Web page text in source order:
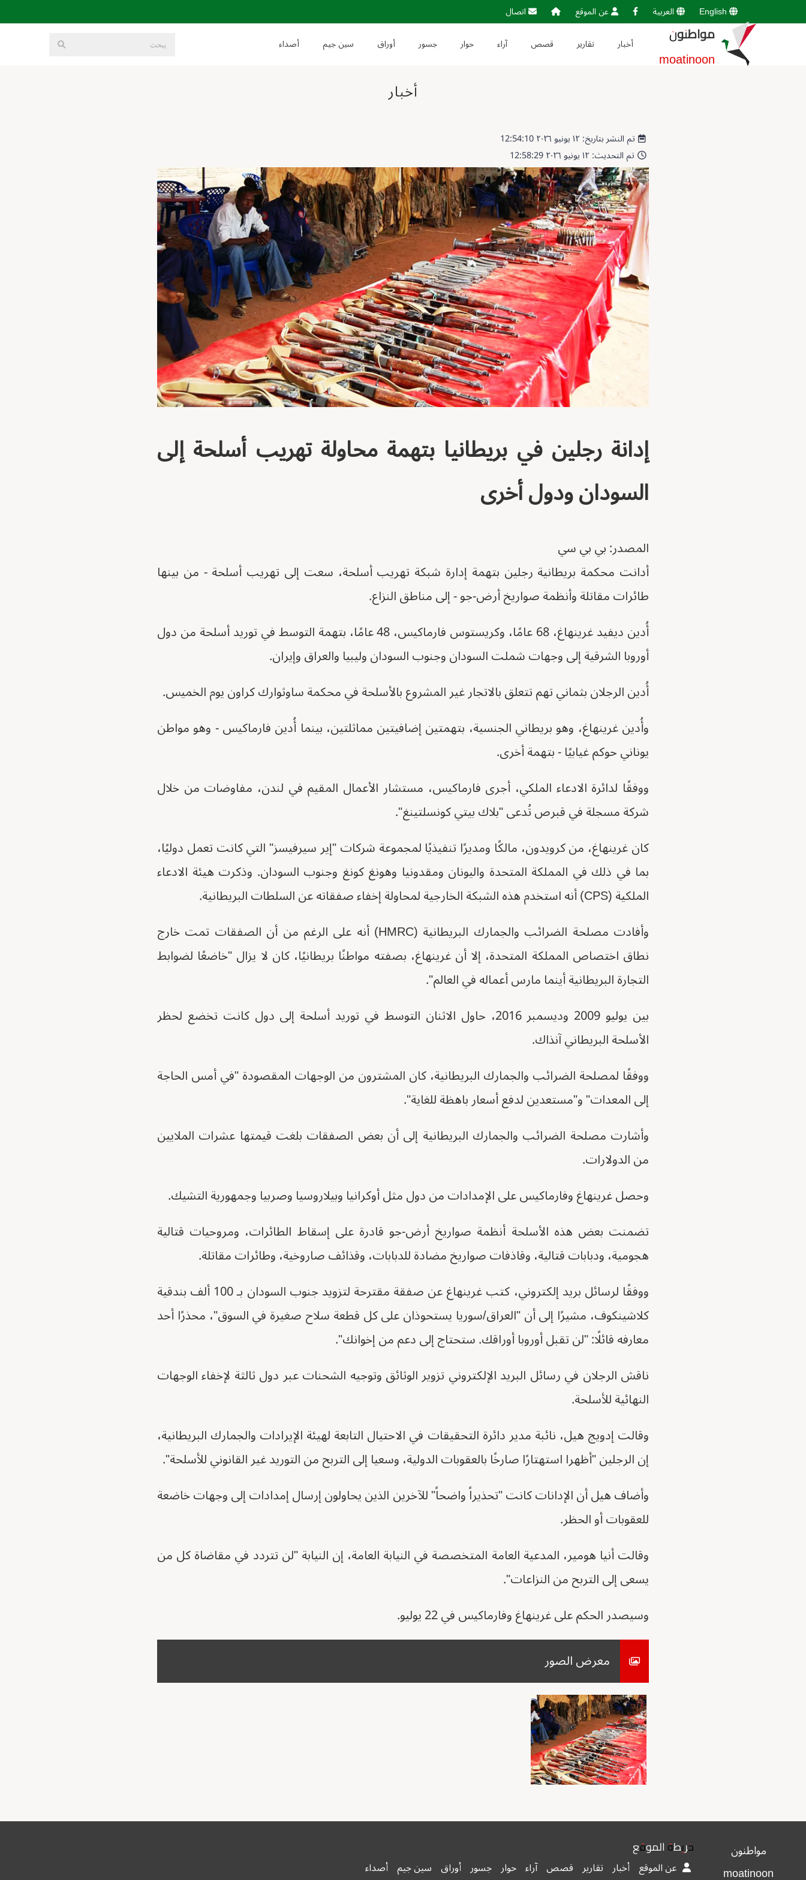
English العربية عن الموقع اتصال
مواطنون
moatinoon
أخبار تقارير قصص آراء حوار جسور أوراق سين جيم أصداء
أخبار
تم النشر بتاريخ: ١٢ يونيو ٢٠٢٦ 12:54:10
تم التحديث: ١٢ يونيو ٢٠٢٦ 12:58:29
إدانة رجلين في بريطانيا بتهمة محاولة تهريب أسلحة إلى
السودان ودول أخرى
المصدر: بي بي سي
أدانت محكمة بريطانية رجلين بتهمة إدارة شبكة تهريب أسلحة، سعت إلى تهريب أسلحة - من بينها
طائرات مقاتلة وأنظمة صواريخ أرض-جو - إلى مناطق النزاع.
أُدين ديفيد غرينهاغ، 68 عامًا، وكريستوس فارماكيس، 48 عامًا، بتهمة التوسط في توريد أسلحة من دول
أوروبا الشرقية إلى وجهات شملت السودان وجنوب السودان وليبيا والعراق وإيران.
أُدين الرجلان بثماني تهم تتعلق بالاتجار غير المشروع بالأسلحة في محكمة ساوثوارك كراون يوم الخميس.
وأُدين غرينهاغ، وهو بريطاني الجنسية، بتهمتين إضافيتين مماثلتين، بينما أُدين فارماكيس - وهو مواطن
يوناني حوكم غيابيًا - بتهمة أخرى.
ووفقًا لدائرة الادعاء الملكي، أجرى فارماكيس، مستشار الأعمال المقيم في لندن، مفاوضات من خلال
شركة مسجلة في قبرص تُدعى "بلاك بيتي كونسلتينغ".
كان غرينهاغ، من كرويدون، مالكًا ومديرًا تنفيذيًا لمجموعة شركات "إير سيرفيسز" التي كانت تعمل دوليًا،
بما في ذلك في المملكة المتحدة واليونان ومقدونيا وهونغ كونغ وجنوب السودان. وذكرت هيئة الادعاء
الملكية (CPS) أنه استخدم هذه الشبكة الخارجية لمحاولة إخفاء صفقاته عن السلطات البريطانية.
وأفادت مصلحة الضرائب والجمارك البريطانية (HMRC) أنه على الرغم من أن الصفقات تمت خارج
نطاق اختصاص المملكة المتحدة، إلا أن غرينهاغ، بصفته مواطنًا بريطانيًا، كان لا يزال "خاضعًا لضوابط
التجارة البريطانية أينما مارس أعماله في العالم".
بين يوليو 2009 وديسمبر 2016، حاول الاثنان التوسط في توريد أسلحة إلى دول كانت تخضع لحظر
الأسلحة البريطاني آنذاك.
ووفقًا لمصلحة الضرائب والجمارك البريطانية، كان المشترون من الوجهات المقصودة "في أمس الحاجة
إلى المعدات" و"مستعدين لدفع أسعار باهظة للغاية".
وأشارت مصلحة الضرائب والجمارك البريطانية إلى أن بعض الصفقات بلغت قيمتها عشرات الملايين
من الدولارات.
وحصل غرينهاغ وفارماكيس على الإمدادات من دول مثل أوكرانيا وبيلاروسيا وصربيا وجمهورية التشيك.
تضمنت بعض هذه الأسلحة أنظمة صواريخ أرض-جو قادرة على إسقاط الطائرات، ومروحيات قتالية
هجومية، ودبابات قتالية، وقاذفات صواريخ مضادة للدبابات، وقذائف صاروخية، وطائرات مقاتلة.
ووفقًا لرسائل بريد إلكتروني، كتب غرينهاغ عن صفقة مقترحة لتزويد جنوب السودان بـ 100 ألف بندقية
كلاشينكوف، مشيرًا إلى أن "العراق/سوريا يستحوذان على كل قطعة سلاح صغيرة في السوق"، محذرًا أحد
معارفه قائلًا: "لن تقبل أوروبا أوراقك. ستحتاج إلى دعم من إخوانك".
ناقش الرجلان في رسائل البريد الإلكتروني تزوير الوثائق وتوجيه الشحنات عبر دول ثالثة لإخفاء الوجهات
النهائية للأسلحة.
وقالت إدويج هيل، نائبة مدير دائرة التحقيقات في الاحتيال التابعة لهيئة الإيرادات والجمارك البريطانية،
إن الرجلين "أظهرا استهتارًا صارخًا بالعقوبات الدولية، وسعيا إلى التربح من التوريد غير القانوني للأسلحة".
وأضاف هيل أن الإدانات كانت "تحذيراً واضحاً" للآخرين الذين يحاولون إرسال إمدادات إلى وجهات خاضعة
للعقوبات أو الحظر.
وقالت أنيا هومير، المدعية العامة المتخصصة في النيابة العامة، إن النيابة "لن تتردد في مقاضاة كل من
يسعى إلى التربح من النزاعات".
وسيصدر الحكم على غرينهاغ وفارماكيس في 22 يوليو.
معرض الصور
مواطنون
moatinoon
خريطة الموقع
عن الموقع أخبار تقارير قصص آراء حوار جسور أوراق سين جيم أصداء